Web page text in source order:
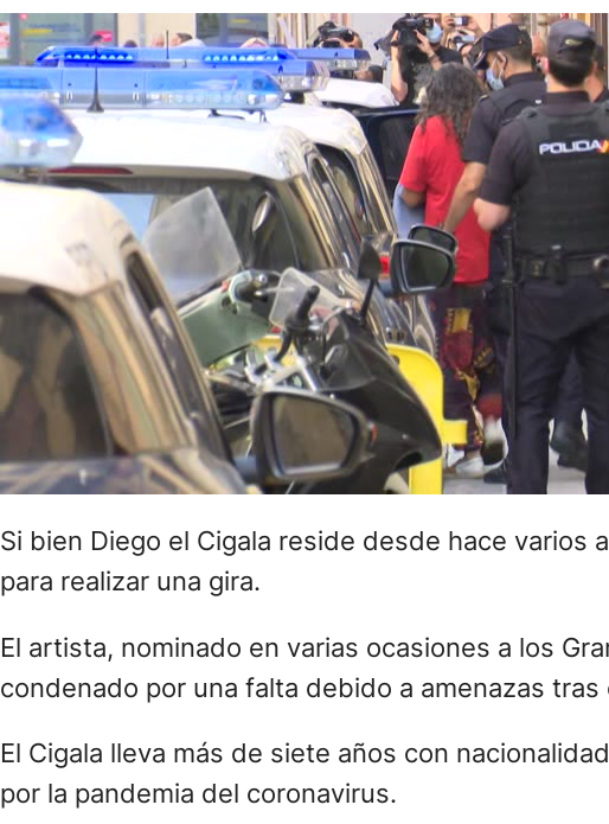
Si bien Diego el Cigala reside desde hace varios
para realizar una gira.
El artista, nominado en varias ocasiones a los
condenado por una falta debido a amenazas
El Cigala lleva más de siete años con
por la pandemia del coronavirus.